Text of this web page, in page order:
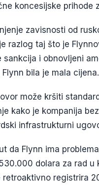
koncesijske prihode
zavisnosti od
razlog taj što je
i obnovljeni
bila je mala cijena.
može kršiti
kako je kompanija
infrastrukturni
da Flynn ima
dolara za rad
registrira